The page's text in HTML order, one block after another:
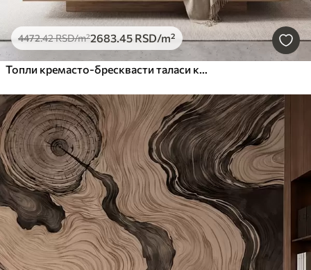
4472.42RSD/m²2683.45 RSD/m²
Топли кремасто-бресквасти таласи који имитирају текстурирани малтер, апстрактни